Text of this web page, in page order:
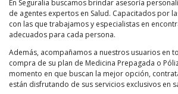
En Seguralia buscamos brindar asesoría
de agentes expertos en Salud. Capacitados por
con las que trabajamos y especialistas en
adecuados para cada persona.
Además, acompañamos a nuestros usuarios en
compra de su plan de Medicina Prepagada o
momento en que buscan la mejor opción,
están disfrutando de sus servicios exclusivos en